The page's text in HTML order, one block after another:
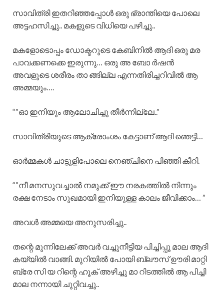
സാവിത്രി ഇതറിഞ്ഞപ്പോൾ ഒരു ഭ്രാന്തിയെ പോലെ
അട്ടഹസിച്ചു.. മകളുടെ വിധിയെ പഴിച്ചു..
മകളോടൊപ്പം ഡോക്ടറുടെ കേബിനിൽ ആദി ഒരു മര
പാവക്കണക്കെ ഇരുന്നു… ഒരു അ ബോ ർഷൻ
അവളുടെ ശരീരം താ ങ്ങില്ല എന്നതിരിച്ചറിവിൽ ആ
അമ്മയും….
“”ഓ ഇനിയും ആലോചിച്ചു തീർന്നില്ലേ..”
സാവിത്രിയുടെ ആക്രോംശം കേട്ടാണ് ആദി ഞെട്ടി…
ഓർമ്മകൾ ചാട്ടുളിപോലെ നെഞ്ചിനെ പിഞ്ഞി കീറി.
“”നീ മനസുവച്ചാൽ നമുക്ക് ഈ നരകത്തിൽ നിന്നും
രക്ഷ നേടാം സുഖമായി ഇനിയുള്ള കാലം ജീവിക്കാം… ”
അവൾ അമ്മയെ അനുസരിച്ചു..
തന്റെ മുന്നിലേക്ക്‌ അവർ വച്ചുനീട്ടിയ പിച്ചിപ്പൂ മാല ആദി
കയ്യിൽ വാങ്ങി. മുറിയിൽ പോയി ബ്ലൗസ് ഊരി മാറ്റി
ബ്രേ സി യ റിന്റെ ഹൂക് അഴിച്ചു മാ റിടത്തിൽ ആ പിച്ചി
മാല നന്നായി ചുറ്റിവച്ചു..